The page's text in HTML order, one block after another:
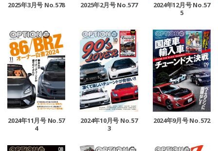
2025年3月号 No.578 2025年2月号 No.577
2024年12月号 No.57
5
2024年11月号 No.57
4
2024年10月号 No.57
3
2024年9月号 No.572